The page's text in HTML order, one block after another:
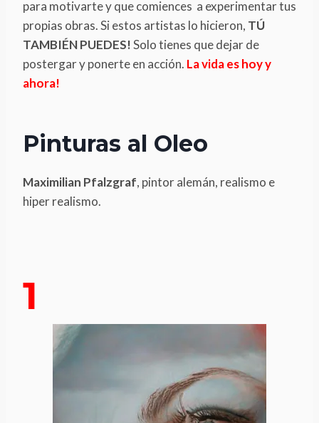
para motivarte y que comiences a experimentar tus
propias obras. Si estos artistas lo hicieron, TÚ
TAMBIÉN PUEDES!Solo tienes que dejar de
postergar y ponerte en acción. La vida es hoy y
ahora!
Pinturas al Oleo
Maximilian Pfalzgraf, pintor alemán, realismo e
hiper realismo.
1